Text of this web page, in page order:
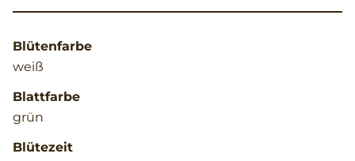
Blütenfarbe
weiß
Blattfarbe
grün
Blütezeit